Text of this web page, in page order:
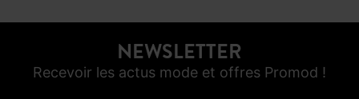
NEWSLETTER
Recevoir les actus mode et offres Promod !